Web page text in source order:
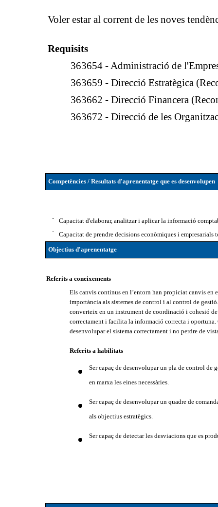
Voler estar al corrent de les noves
Requisits
363654 - Administració de
363659 - Direcció Estratègica
363662 - Direcció Financera
363672 - Direcció de les
Competències / Resultats d'aprenentatge que es desenvolupen
-
Capacitat d'elaborar, analitzar i aplicar la informació
-
Capacitat de prendre decisions econòmiques i
Objectius d'aprenentatge
Referits a coneixements
Els canvis continus en l’entorn han propiciat canvis en
importància als sistemes de control i al control de
converteix en un instrument de coordinació i cohesió
correctament i facilita la informació correcta i
desenvolupar el sistema correctament i no perdre de
Referits a habilitats
Ser capaç de desenvolupar un pla de control
en marxa les eines necessàries.
Ser capaç de desenvolupar un quadre de
als objectius estratègics.
Ser capaç de detectar les desviacions que es